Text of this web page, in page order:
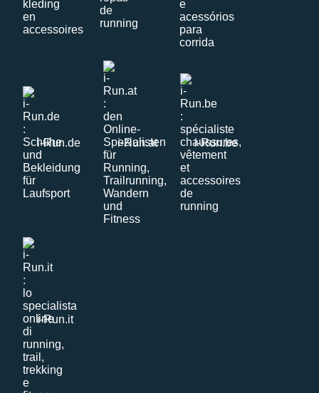
i-Run.de i-Run.at i-Run.be
i-Run.it